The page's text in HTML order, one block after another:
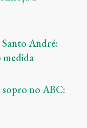
André:
medida
sopro no ABC: